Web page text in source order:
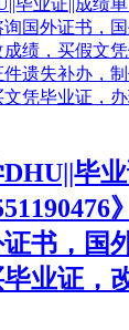
毕
书，国
业证，